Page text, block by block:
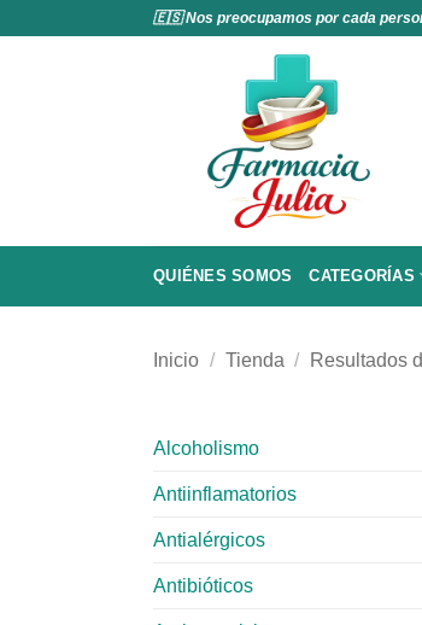
🇪🇸 Nos preocupamos por cada
QUIÉNES SOMOS CATEGORÍAS
Inicio / Tienda / Resultados
Alcoholismo
Antiinflamatorios
Antialérgicos
Antibióticos